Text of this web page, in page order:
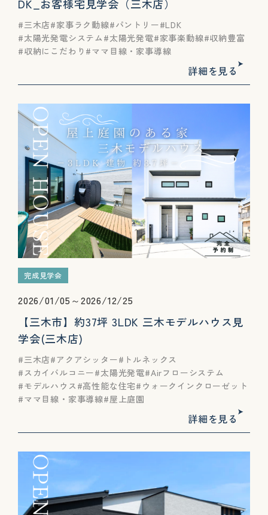
DK_お客様宅見学会（三木店）
三木店 家事ラク動線 パントリー LDK
太陽光発電システム
太陽光発電 家事楽動線 収納豊富
収納にこだわり
ママ目線・家事導線
詳細を見る
完成見学会
2026/01/05～2026/12/25
【三木市】約37坪 3LDK 三木モデルハウス見
学会(三木店)
三木店 アクアシッター
トルネックス
スカイバルコニー
太陽光発電 Airフローシステム
モデルハウス
高性能な住宅
ウォークインクローゼット
ママ目線・家事導線 屋上庭園
詳細を見る